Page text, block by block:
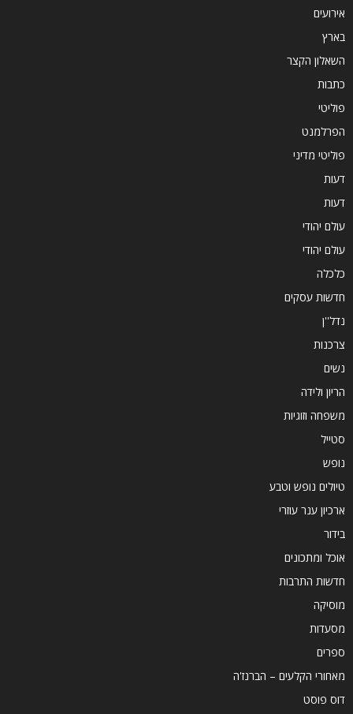
אירועים
בארץ
השאלון הקצר
כתבות
פוליטי
הפרלמנט
פוליטי מדיני
דעות
דעות
עולם יהודי
עולם יהודי
כלכלה
חדשות עסקים
נדל''ן
צרכנות
נשים
הריון ולידה
משפחה וזוגיות
סטייל
נופש
טיולים נופש וטבע
ארכיון ענר עוזרי
בידור
אוכל ומתכונים
חדשות התרבות
מוסיקה
מסעדות
ספרים
מאחורי הקלעים – הברנז'ה
דוס פוסט